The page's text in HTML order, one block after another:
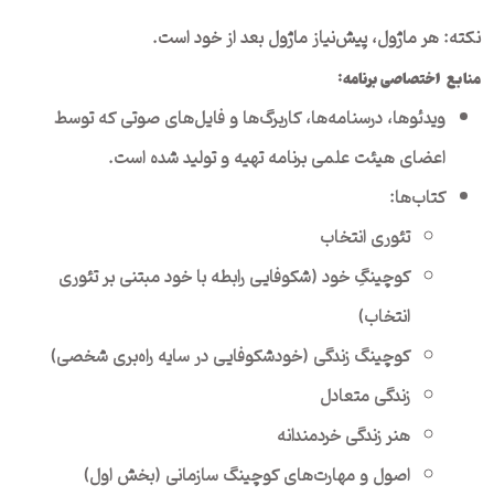
نکته: هر ماژول، پیش‌نیاز ماژول بعد از خود است.
منابع اختصاصی برنامه:
ویدئوها، درسنامه‌ها، کاربرگ‌ها و فایل‌های صوتی که توسط
اعضای هیئت علمی برنامه تهیه و تولید شده است.
کتاب‌ها:
تئوری انتخاب
کوچینگِ خود (شکوفایی رابطه با خود مبتنی بر تئوری
انتخاب)
کوچینگ زندگی (خودشکوفایی در سایه راه‌بری شخصی)
زندگی متعادل
هنر زندگی خردمندانه
اصول و مهارت‌های کوچینگ سازمانی (بخش اول)